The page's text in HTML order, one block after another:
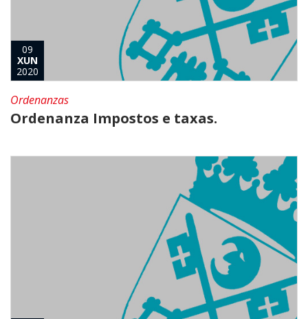
09
XUN
2020
Ordenanzas
Ordenanza Impostos e taxas.